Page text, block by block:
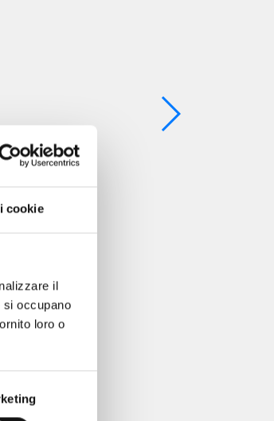
cookie
il
si occupano
loro o